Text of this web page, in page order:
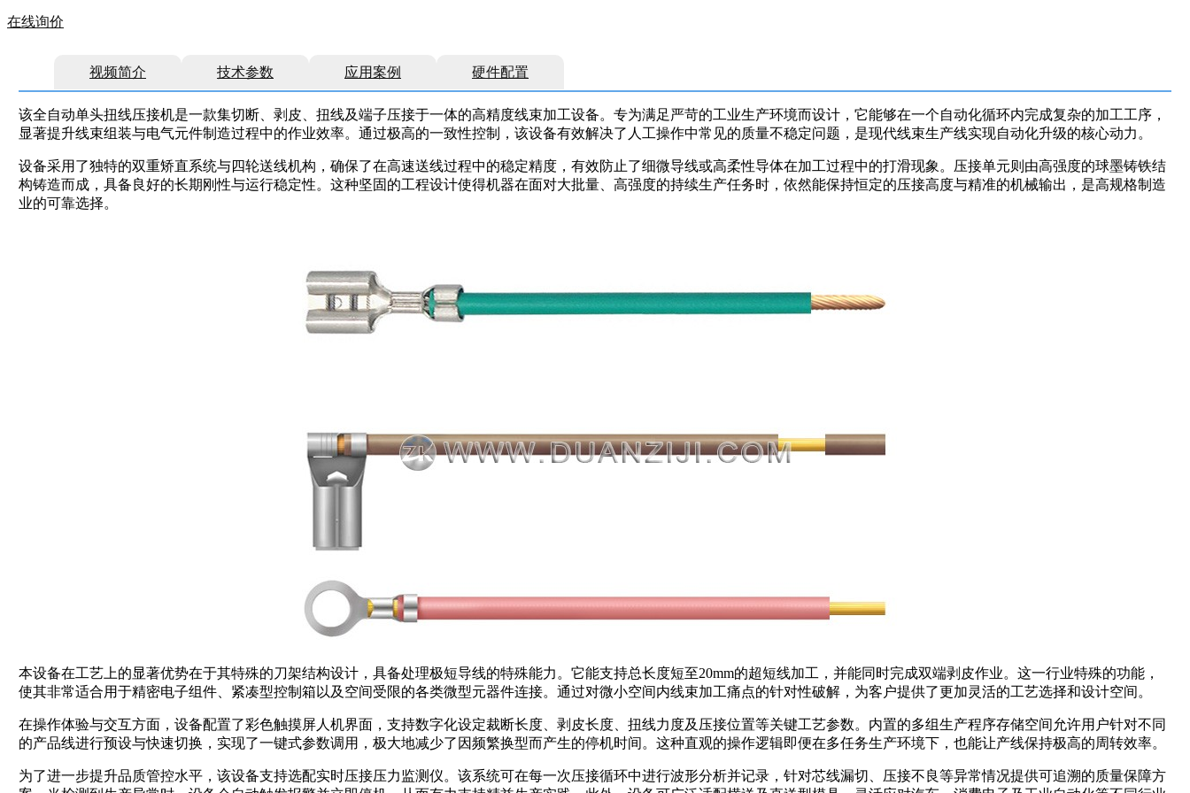
在线询价
视频简介 技术参数 应用案例 硬件配置
该全自动单头扭线压接机是一款集切断、剥皮、扭线及端子压接于一体的高精度线束加工设备。专为满足严苛的工业生产环境而设计，它能够在一个自动化循环内完成复杂的加工工序，
显著提升线束组装与电气元件制造过程中的作业效率。通过极高的一致性控制，该设备有效解决了人工操作中常见的质量不稳定问题，是现代线束生产线实现自动化升级的核心动力。
设备采用了独特的双重矫直系统与四轮送线机构，确保了在高速送线过程中的稳定精度，有效防止了细微导线或高柔性导体在加工过程中的打滑现象。压接单元则由高强度的球墨铸铁结
构铸造而成，具备良好的长期刚性与运行稳定性。这种坚固的工程设计使得机器在面对大批量、高强度的持续生产任务时，依然能保持恒定的压接高度与精准的机械输出，是高规格制造
业的可靠选择。
本设备在工艺上的显著优势在于其特殊的刀架结构设计，具备处理极短导线的特殊能力。它能支持总长度短至20mm的超短线加工，并能同时完成双端剥皮作业。这一行业特殊的功能，
使其非常适合用于精密电子组件、紧凑型控制箱以及空间受限的各类微型元器件连接。通过对微小空间内线束加工痛点的针对性破解，为客户提供了更加灵活的工艺选择和设计空间。
在操作体验与交互方面，设备配置了彩色触摸屏人机界面，支持数字化设定裁断长度、剥皮长度、扭线力度及压接位置等关键工艺参数。内置的多组生产程序存储空间允许用户针对不同
的产品线进行预设与快速切换，实现了一键式参数调用，极大地减少了因频繁换型而产生的停机时间。这种直观的操作逻辑即便在多任务生产环境下，也能让产线保持极高的周转效率。
为了进一步提升品质管控水平，该设备支持选配实时压接压力监测仪。该系统可在每一次压接循环中进行波形分析并记录，针对芯线漏切、压接不良等异常情况提供可追溯的质量保障方